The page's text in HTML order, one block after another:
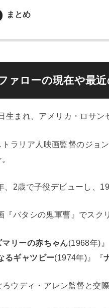
まとめ
ァローの現在や最
生まれ、アメリカ・ロサン
ラリア人映画監督のジョ
、2歳で子役デビューし、
『バタシの鬼軍曹』でスク
マリーの赤ちゃん(1968年)
るギャツビー(1974年)』『
ウディ・アレン監督と交